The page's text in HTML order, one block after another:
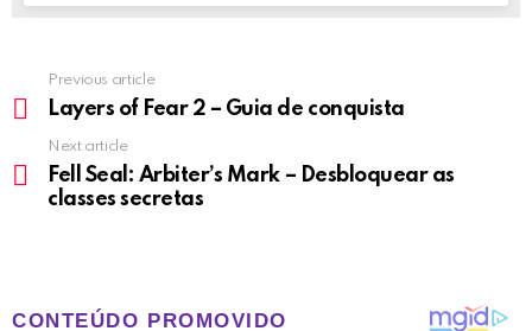
more
Previous article
Layers of Fear 2 – Guia de conquista
Next article
Fell Seal: Arbiter’s Mark – Desbloquear as
classes secretas